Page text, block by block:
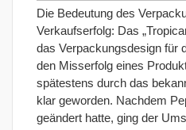
Die Bedeutung des
Verkaufserfolg: Das
das Verpackungsdesign für
den Misserfolg eines
spätestens durch das
klar geworden. Nachdem
geändert hatte, ging der